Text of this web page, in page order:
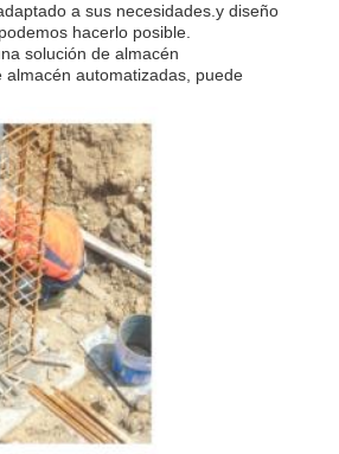
a sus necesidades.y diseño
hacerlo posible.
solución de almacén
automatizadas, puede